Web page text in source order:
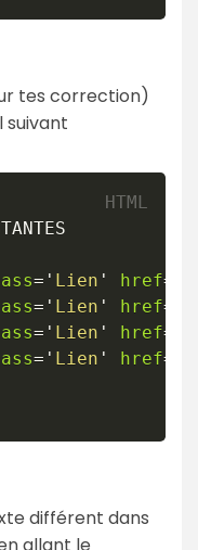
tes correction)
suivant
= ' Lien ' href=
= ' Lien ' href=
= ' Lien ' href=
= ' Lien ' href=
différent dans
allant le